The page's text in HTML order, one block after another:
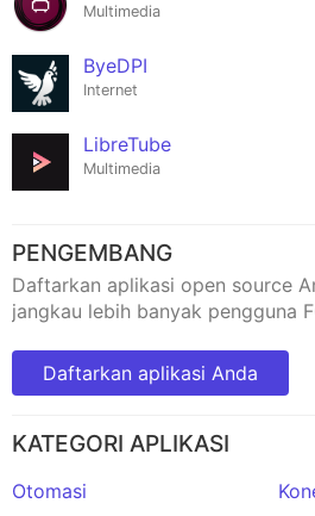
Multimedia
ByeDPI
Internet
LibreTube
Multimedia
PENGEMBANG
Daftarkan aplikasi open source
jangkau lebih banyak pengguna
Daftarkan aplikasi Anda
KATEGORI APLIKASI
Otomasi